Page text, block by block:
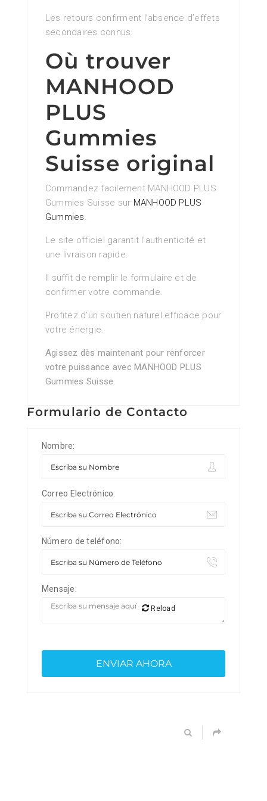
Les retours confirment l’absence d’effets
secondaires connus.
Où trouver
MANHOOD
PLUS
Gummies
Suisse original
Commandez facilement MANHOOD PLUS
Gummies Suisse sur MANHOOD PLUS
Gummies.
Le site officiel garantit l’authenticité et
une livraison rapide.
Il suffit de remplir le formulaire et de
confirmer votre commande.
Profitez d’un soutien naturel efficace pour
votre énergie.
Agissez dès maintenant pour renforcer
votre puissance avec MANHOOD PLUS
Gummies Suisse.
Formulario de Contacto
Nombre:
Correo Electrónico:
Número de teléfono:
Mensaje:
Reload